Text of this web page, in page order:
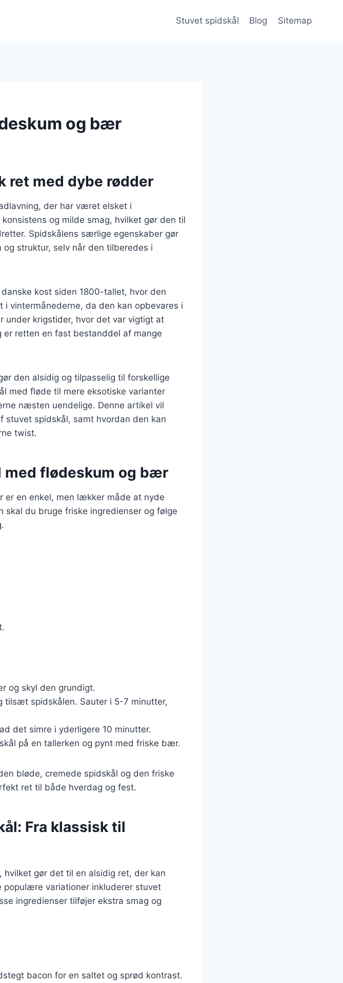
Stuvet spidskål Blog Sitemap
og bær
ret med dybe rødder
der har været elsket i
og milde smag, hvilket gør den til
Spidskålens særlige egenskaber gør
struktur, selv når den tilberedes i
kost siden 1800-tallet, hvor den
vintermånederne, da den kan opbevares i
krigstider, hvor det var vigtigt at
retten en fast bestanddel af mange
den alsidig og tilpasselig til forskellige
med fløde til mere eksotiske varianter
næsten uendelige. Denne artikel vil
stuvet spidskål, samt hvordan den kan
twist.
flødeskum og bær
en enkel, men lækker måde at nyde
skal du bruge friske ingredienser og følge
og skyl den grundigt.
tilsæt spidskålen. Sauter i 5-7 minutter,
det simre i yderligere 10 minutter.
på en tallerken og pynt med friske bær.
bløde, cremede spidskål og den friske
ret til både hverdag og fest.
Fra klassisk til
hvilket gør det til en alsidig ret, der kan
variationer inkluderer stuvet
ingredienser tilføjer ekstra smag og
bacon for en saltet og sprød kontrast.